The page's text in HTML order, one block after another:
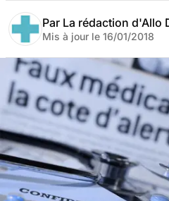
Par La rédaction d'Allo
Mis à jour le 16/01/2018